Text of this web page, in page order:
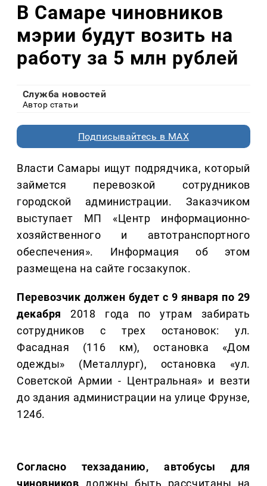
В Самаре чиновников
мэрии будут возить на
работу за 5 млн рублей
Служба новостей
Автор статьи
Подписывайтесь в MAX
Власти Самары ищут подрядчика, который
займется перевозкой сотрудников
городской администрации. Заказчиком
выступает МП «Центр информационно-
хозяйственного и автотранспортного
обеспечения». Информация об этом
размещена на сайте госзакупок.
Перевозчик должен будет с 9 января по 29
декабря2018 года по утрам забирать
сотрудников с трех остановок: ул.
Фасадная (116 км), остановка «Дом
одежды» (Металлург), остановка «ул.
Советской Армии - Центральная» и везти
до здания администрации на улице Фрунзе,
124б.
Согласно техзаданию, автобусы для
чиновников должны быть рассчитаны на